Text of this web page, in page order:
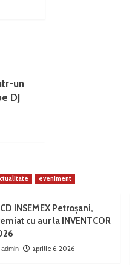
un
DJ
eveniment
INSEMEX Petroșani,
cu aur la INVENTCOR
admin aprilie 6, 2026